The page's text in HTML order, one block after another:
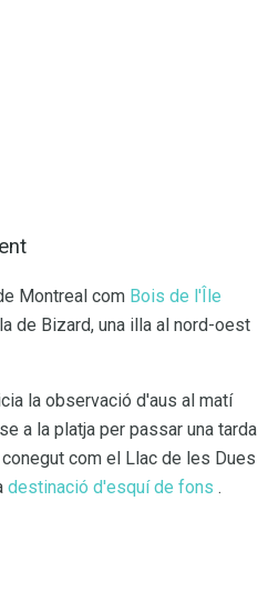
Montreal com Bois de l'Île
de Bizard, una illa al nord-oest
la observació d'aus al matí
a la platja per passar una tarda
com el Llac de les Dues
destinació d'esquí de fons .